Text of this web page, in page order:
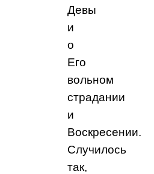
Девы
и
о
Его
вольном
страдании
и
Воскресении.
Случилось
так,